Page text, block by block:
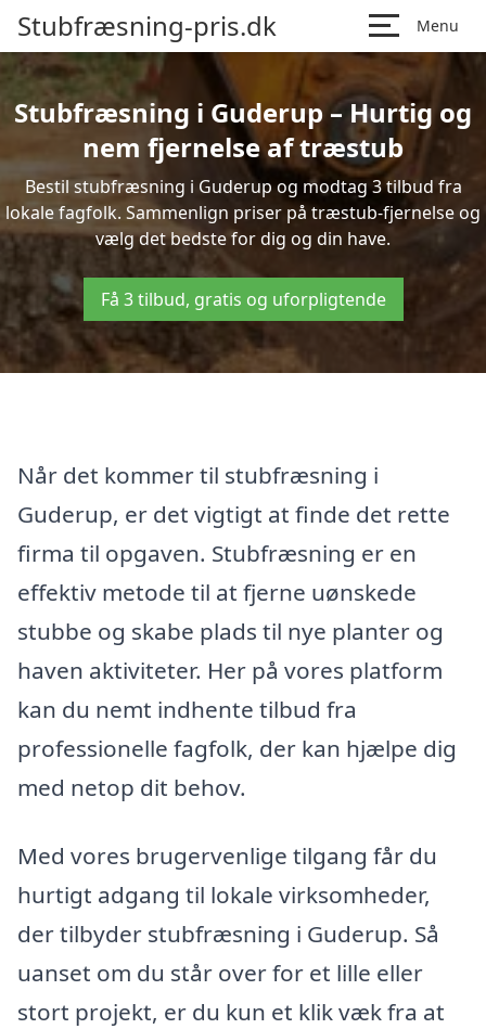
Stubfræsning-pris.dk Menu
Stubfræsning i Guderup – Hurtig og
nem fjernelse af træstub
Bestil stubfræsning i Guderup og modtag 3 tilbud fra
lokale fagfolk. Sammenlign priser på træstub-fjernelse og
vælg det bedste for dig og din have.
Få 3 tilbud, gratis og uforpligtende
Når det kommer til stubfræsning i
Guderup, er det vigtigt at finde det rette
firma til opgaven. Stubfræsning er en
effektiv metode til at fjerne uønskede
stubbe og skabe plads til nye planter og
haven aktiviteter. Her på vores platform
kan du nemt indhente tilbud fra
professionelle fagfolk, der kan hjælpe dig
med netop dit behov.
Med vores brugervenlige tilgang får du
hurtigt adgang til lokale virksomheder,
der tilbyder stubfræsning i Guderup. Så
uanset om du står over for et lille eller
stort projekt, er du kun et klik væk fra at